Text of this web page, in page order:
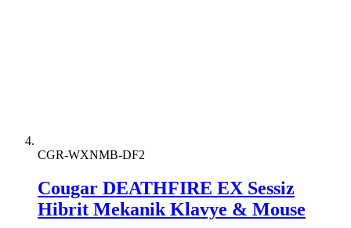
CGR-WXNMB-DF2
Cougar DEATHFIRE EX Sessiz
Hibrit Mekanik Klavye & Mouse